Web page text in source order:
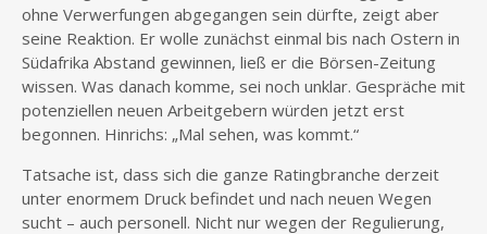
ohne Verwerfungen abgegangen sein dürfte, zeigt aber
seine Reaktion. Er wolle zunächst einmal bis nach Ostern in
Südafrika Abstand gewinnen, ließ er die Börsen-Zeitung
wissen. Was danach komme, sei noch unklar. Gespräche mit
potenziellen neuen Arbeitgebern würden jetzt erst
begonnen. Hinrichs: „Mal sehen, was kommt.“
Tatsache ist, dass sich die ganze Ratingbranche derzeit
unter enormem Druck befindet und nach neuen Wegen
sucht – auch personell. Nicht nur wegen der Regulierung,